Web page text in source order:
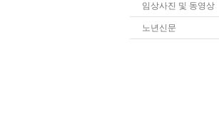
임상사진 및 동영상
노년신문